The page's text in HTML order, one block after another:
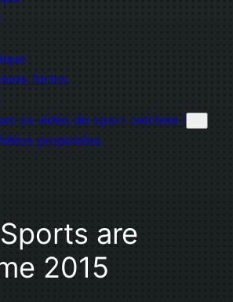
fortes
sa vidéo de sport extrême !
proposées
are
2015